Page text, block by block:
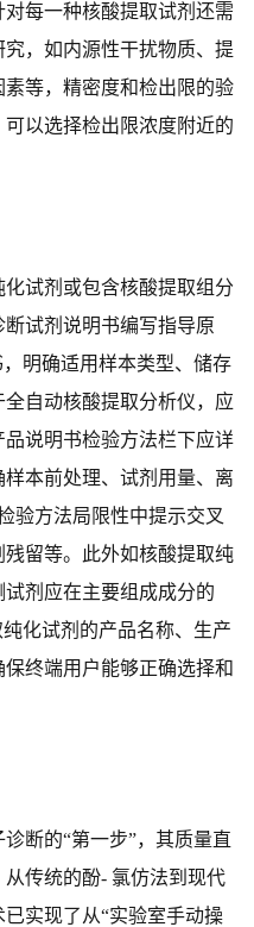
每一种核酸提取试剂还需
，如内源性干扰物质、提
等，精密度和检出限的验
以选择检出限浓度附近的
试剂或包含核酸提取组分
试剂说明书编写指导原
明确适用样本类型、储存
自动核酸提取分析仪，应
说明书检验方法栏下应详
本前处理、试剂用量、离
验方法局限性中提示交叉
留等。此外如核酸提取纯
剂应在主要组成成分的
化试剂的产品名称、生产
终端用户能够正确选择和
断的“第一步”，其质量直
传统的酚- 氯仿法到现代
实现了从“实验室手动操